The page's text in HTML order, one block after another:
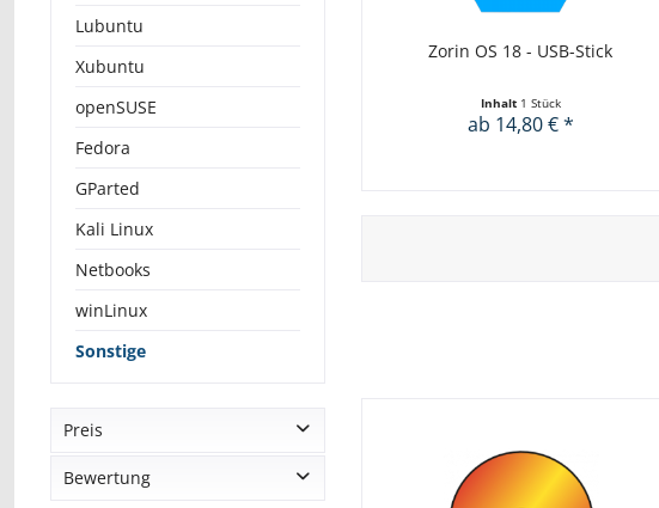
Lubuntu
Xubuntu
openSUSE
Fedora
GParted
Kali Linux
Netbooks
winLinux
Sonstige
Preis
Bewertung
Zorin OS 18 - USB-Stick
Inhalt 1 Stück
ab 14,80 € *